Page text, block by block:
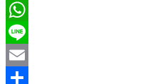
LinkedIn
WhatsApp
Line
Email